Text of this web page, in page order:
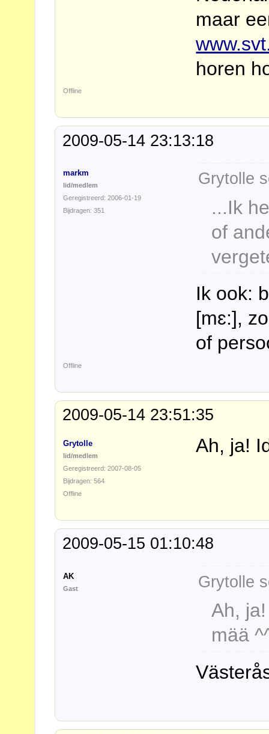
maar
horen
Offline
2009-05-14 23:13:18
markm
lid/medlem
Geregistreerd: 2006-01-19
Bijdragen: 351
Grytolle
...Ik
of
Ik ook:
[mɛ:],
of
Offline
2009-05-14 23:51:35
Grytolle
lid/medlem
Geregistreerd: 2007-08-05
Bijdragen: 564
Ah, ja!
Offline
2009-05-15 01:10:48
AK
Gast Grytolle
Ah,
mää